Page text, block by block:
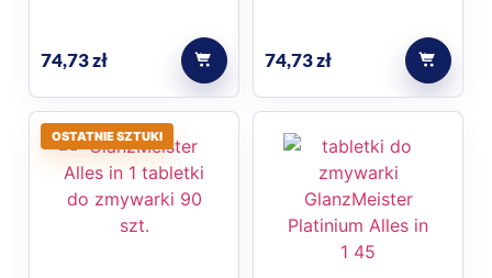
74,73zł 74,73zł
OSTATNIE SZTUKI